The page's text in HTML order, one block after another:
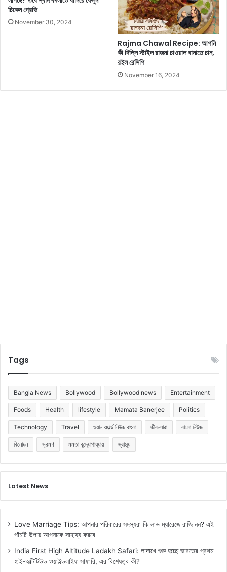
ছ
বি
নে
ফে
চিকেন গ্রেভি
November 30, 2024
Rajma Chawal Recipe: আপনি
কী দিল্লি স্টাইল রাজমা চাওয়াল বানাতে চান,
রইল রেসিপি
November 16, 2024
Tags
Bangla News Bollywood Bollywood news Entertainment
Foods Health lifestyle Mamata Banerjee Politics
Technology Travel ওয়ান ওয়ার্ল্ড নিউজ বাংলা জীবনধারা বাংলা নিউজ
বিনোদন ভ্রমণ মমতা বন্দ্যোপাধ্যায় স্বাস্থ্য
Latest News
Love Marriage Tips: আপনার পরিবারের সদস্যরা কি লাভ ম্যারেজে রাজি নন? এই
পাঁচটি উপায় আপনাকে সাহায্য করবে
India First High Altitude Ladakh Safari: লাদাখে শুরু হচ্ছে ভারতের প্রথম
হাই-অল্টিটিউড ওয়াইল্ডলাইফ সাফারি, এর বিশেষত্ব কী?